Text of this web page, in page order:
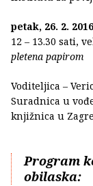
petak, 26. 2.
12 – 13.30 sati,
pletena papirom
Voditeljica –
Suradnica u
knjižnica u
Program
obilaska: